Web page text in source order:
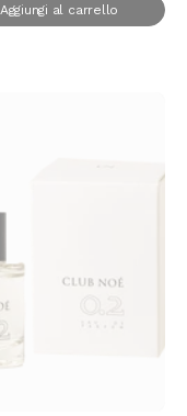
Aggiungi al carrello